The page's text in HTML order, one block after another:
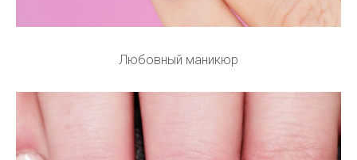
Любовный маникюр